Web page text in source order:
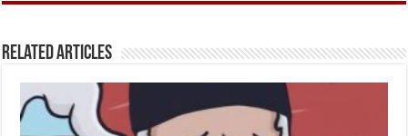
Related Articles